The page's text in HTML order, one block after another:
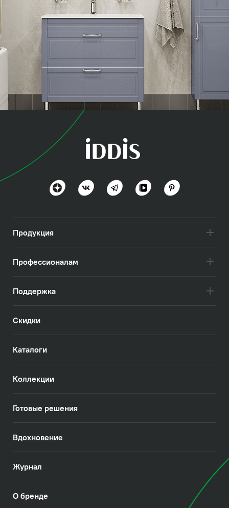
Оксфорд (Oxford)
Продукция
Профессионалам
Поддержка
Скидки
Каталоги
Коллекции
Готовые решения
Вдохновение
Журнал
О бренде